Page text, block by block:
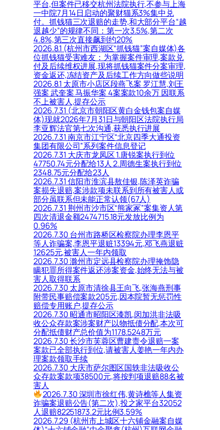
平台,但案件已移交杭州法院执行,不参与上海
一中院7月14日启动的聚财猫系3%集中兑
付。抓钱猫三次退赔的走势,和大部分平台“越
退越少”的规律不同：第一次3.5%,第二次
4.8%,第三次直接飙到约20%
2026.8.1 (杭州市西湖区“抓钱猫”案自媒体)各
位抓钱猫受害难友：为掌握案件审理,案款兑
付及后续维权进展,现将抓钱猫案件分案审理,
资金返还,冻结资产及后续工作方向做些说明
2026.8.1 太原市小店区段燕飞案 罗江慧,刘王
强案 武奎案 马振华案 4案案款10余万 因联系
不上被害人,提存公示
2026.7.31 (北京市朝阳区黄白金钱包案自媒
体)现就2026年7月31日与朝阳区法院执行局
李亚辉法官第七次沟通,获悉执行进展
2026.7.31 南京市江宁区“北京四季大通投资
集团有限公司”系列案件信息登记
2026.7.31 大庆市龙凤区 1.唐锐案执行到位
47750.74元分配给13人 2.周德生案执行到位
2348.75元分配给23人
2026.7.31 信阳市淮滨县敖佳银,陈泽英诈骗
案损失退赔,案涉款项未联系到所有被害人或
部分虽联系但未能正常认领(67人)
2026.7.31 荆州市沙市区“熊家冢”案集资人第
四次清退金额2474715.18元发放比例为
0.96%
2026.7.30 台州市路桥区检察院办理李恩平
等人诈骗案,李恩平退赃13394元,邓飞燕退赃
12625元,被害人一年内领取
2026.7.30 滁州市定远县检察院办理掩饰隐
瞒犯罪所得案件返还涉案资金,始终无法与被
害人取得联系
2026.7.30 太原市清徐县王向飞,张海燕刑事
附带民事赔偿案款205元,因本院暂无惩罚性
赔偿专用账户,提存公示
2026.7.30 昭通市昭阳区漆凯,闵加洪非法吸
收公众存款案涉案财产以物抵债分配,本次可
分配抵债财产总价值为1178.5248万元
2026.7.30 长沙市芙蓉区曹建责令退赔一案
案款已全部执行到位,请被害人姜艳一年内办
理案款领取手续
2026.7.30 大庆市萨尔图区国轶非法吸收公
众存款案款项38500元,将按判项退赔88名被
害人
2026.7.30 深圳市徐红伟,黄诗樵等人集资
诈骗案退赔公告(第二次),投之家平台32052
人退赔82251873.2元比例3.59%
2026.7.29 (杭州市上城区十六铺金融案自媒